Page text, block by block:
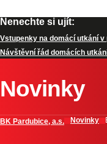
Nenechte si ujít:
Vstupenky na domácí utkání v
Návštěvní řád domácích
Novinky
BK Pardubice, a.s. Novinky